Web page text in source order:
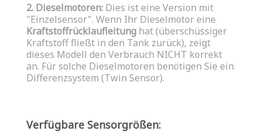
2. Dieselmotoren: Dies ist eine Version mit
"Einzelsensor". Wenn Ihr Dieselmotor eine
Kraftstoffrücklaufleitung hat (überschüssiger
Kraftstoff fließt in den Tank zurück), zeigt
dieses Modell den Verbrauch NICHT korrekt
an. Für solche Dieselmotoren benötigen Sie ein
Differenzsystem (Twin Sensor).
Verfügbare Sensorgrößen: